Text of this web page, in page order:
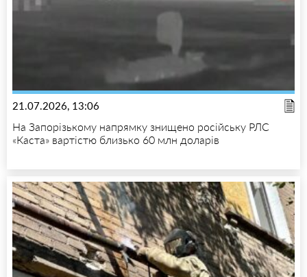
21.07.2026, 13:06
На Запорізькому напрямку знищено російську РЛС
«Каста» вартістю близько 60 млн доларів